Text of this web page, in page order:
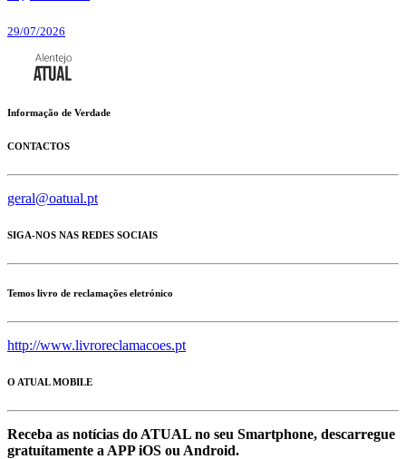
29/07/2026
Informação de Verdade
CONTACTOS
geral@oatual.pt
SIGA-NOS NAS REDES SOCIAIS
Temos livro de reclamações eletrónico
http://www.livroreclamacoes.pt
O ATUAL MOBILE
Receba as notícias do ATUAL no seu Smartphone, descarregue
gratuítamente a APP iOS ou Android.